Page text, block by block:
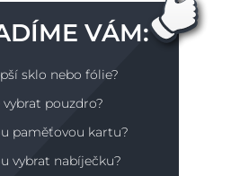
VÁM:
sklo nebo fólie?
vybrat pouzdro?
paměťovou kartu?
vybrat nabíječku?